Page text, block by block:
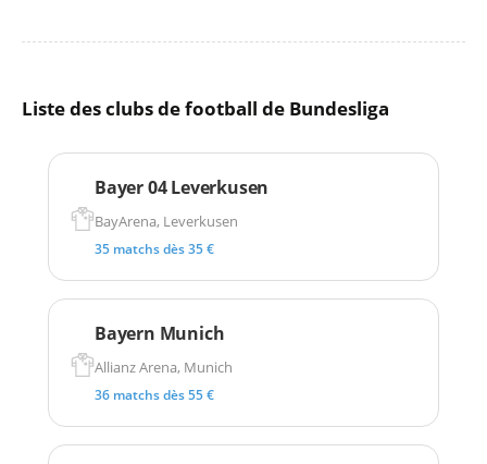
Liste des clubs de football de Bundesliga
Bayer 04 Leverkusen
BayArena, Leverkusen
35 matchs dès 35 €
Bayern Munich
Allianz Arena, Munich
36 matchs dès 55 €